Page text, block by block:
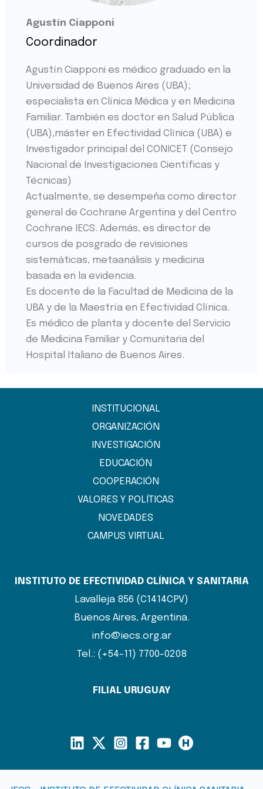
Agustín Ciapponi
Coordinador
Agustín Ciapponi es médico graduado en la
Universidad de Buenos Aires (UBA);
especialista en Clínica Médica y en Medicina
Familiar. También es doctor en Salud Pública
(UBA),máster en Efectividad Clínica (UBA) e
Investigador principal del CONICET (Consejo
Nacional de Investigaciones Científicas y
Técnicas)
Actualmente, se desempeña como director
general de Cochrane Argentina y del Centro
Cochrane IECS. Además, es director de
cursos de posgrado de revisiones
sistemáticas, metaanálisis y medicina
basada en la evidencia.
Es docente de la Facultad de Medicina de la
UBA y de la Maestría en Efectividad Clínica.
Es médico de planta y docente del Servicio
de Medicina Familiar y Comunitaria del
Hospital Italiano de Buenos Aires.
INSTITUCIONAL
ORGANIZACIÓN
INVESTIGACIÓN
EDUCACIÓN
COOPERACIÓN
VALORES Y POLÍTICAS
NOVEDADES
CAMPUS VIRTUAL
INSTITUTO DE EFECTIVIDAD CLÍNICA Y SANITARIA
Lavalleja 856 (C1414CPV)
Buenos Aires, Argentina.
info@iecs.org.ar
Tel.: (+54-11) 7700-0208
FILIAL URUGUAY